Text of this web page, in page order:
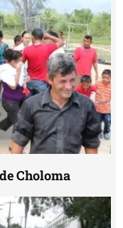
Choloma